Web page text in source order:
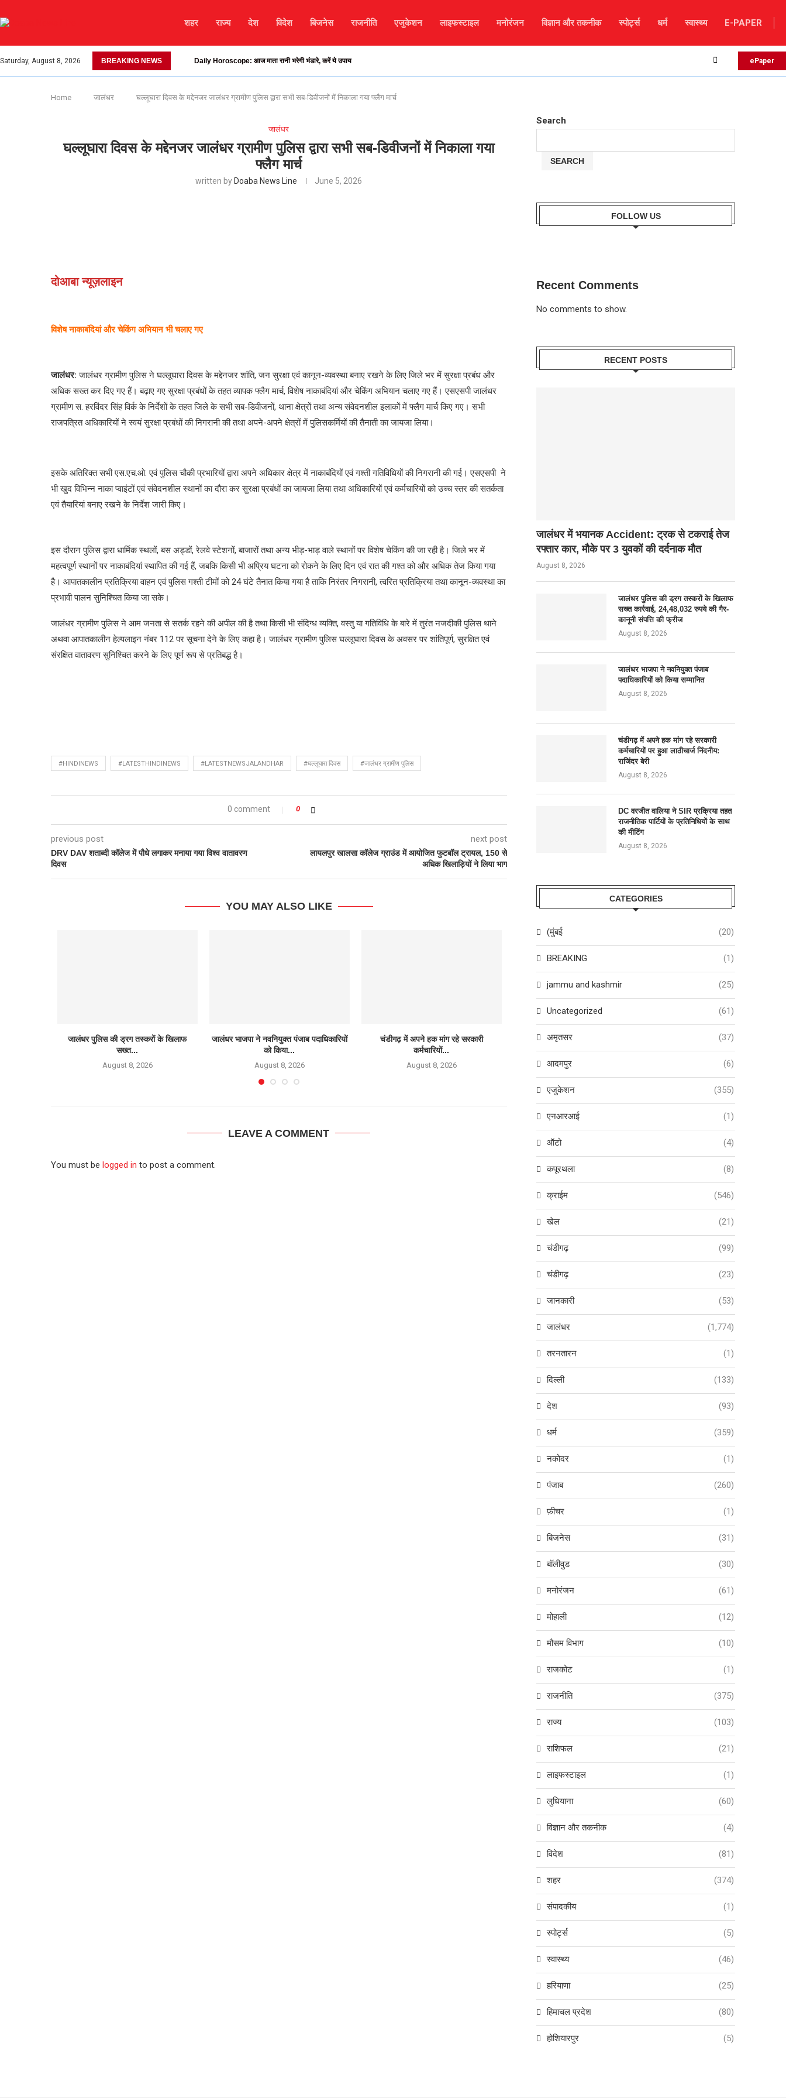
शहर राज्य देश विदेश बिजनेस राजनीति एजुकेशन लाइफस्टाइल मनोरंजन विज्ञान और तकनीक स्पोर्ट्स धर्म स्वास्थ्य E-PAPER
Saturday, August 8, 2026 BREAKING NEWS Daily Horoscope: आज माता रानी भरेगी भंडारे, करें ये उपाय लैंडस्लाइड के कारण चंबा-भरमौर मार्ग अवरुद्ध, हजारों टूरिस्ट फंसे,
ePaper
Home जालंधर घल्लूघारा दिवस के मद्देनजर जालंधर ग्रामीण पुलिस द्वारा सभी सब-डिवीजनों में निकाला गया फ्लैग मार्च
जालंधर
घल्लूघारा दिवस के मद्देनजर जालंधर ग्रामीण पुलिस द्वारा सभी सब-डिवीजनों में निकाला गया
फ्लैग मार्च
written by Doaba News Line June 5, 2026
दोआबा न्यूज़लाइन
विशेष नाकाबंदियां और चेकिंग अभियान भी चलाए गए
जालंधर: जालंधर ग्रामीण पुलिस ने घल्लूघारा दिवस के मद्देनजर शांति, जन सुरक्षा एवं कानून-व्यवस्था बनाए रखने के लिए जिले भर में सुरक्षा प्रबंध और
अधिक सख्त कर दिए गए हैं। बढ़ाए गए सुरक्षा प्रबंधों के तहत व्यापक फ्लैग मार्च, विशेष नाकाबंदियां और चेकिंग अभियान चलाए गए हैं। एसएसपी जालंधर
ग्रामीण स. हरविंदर सिंह विर्क के निर्देशों के तहत जिले के सभी सब-डिवीजनों, थाना क्षेत्रों तथा अन्य संवेदनशील इलाकों में फ्लैग मार्च किए गए। सभी
राजपत्रित अधिकारियों ने स्वयं सुरक्षा प्रबंधों की निगरानी की तथा अपने-अपने क्षेत्रों में पुलिसकर्मियों की तैनाती का जायजा लिया।
इसके अतिरिक्त सभी एस.एच.ओ. एवं पुलिस चौकी प्रभारियों द्वारा अपने अधिकार क्षेत्र में नाकाबंदियों एवं गश्ती गतिविधियों की निगरानी की गई। एसएसपी ने
भी खुद विभिन्न नाका प्वाइंटों एवं संवेदनशील स्थानों का दौरा कर सुरक्षा प्रबंधों का जायजा लिया तथा अधिकारियों एवं कर्मचारियों को उच्च स्तर की सतर्कता
एवं तैयारियां बनाए रखने के निर्देश जारी किए।
इस दौरान पुलिस द्वारा धार्मिक स्थलों, बस अड्डों, रेलवे स्टेशनों, बाजारों तथा अन्य भीड़-भाड़ वाले स्थानों पर विशेष चेकिंग की जा रही है। जिले भर में
महत्वपूर्ण स्थानों पर नाकाबंदियां स्थापित की गई हैं, जबकि किसी भी अप्रिय घटना को रोकने के लिए दिन एवं रात की गश्त को और अधिक तेज किया गया
है। आपातकालीन प्रतिक्रिया वाहन एवं पुलिस गश्ती टीमों को 24 घंटे तैनात किया गया है ताकि निरंतर निगरानी, त्वरित प्रतिक्रिया तथा कानून-व्यवस्था का
प्रभावी पालन सुनिश्चित किया जा सके।
जालंधर ग्रामीण पुलिस ने आम जनता से सतर्क रहने की अपील की है तथा किसी भी संदिग्ध व्यक्ति, वस्तु या गतिविधि के बारे में तुरंत नजदीकी पुलिस थाने
अथवा आपातकालीन हेल्पलाइन नंबर 112 पर सूचना देने के लिए कहा है। जालंधर ग्रामीण पुलिस घल्लूघारा दिवस के अवसर पर शांतिपूर्ण, सुरक्षित एवं
संरक्षित वातावरण सुनिश्चित करने के लिए पूर्ण रूप से प्रतिबद्ध है।
#HINDINEWS #LATESTHINDINEWS #LATESTNEWSJALANDHAR #घल्लूघारा दिवस #जालंधर ग्रामीण पुलिस
0 comment 0
previous post
DRV DAV शताब्दी कॉलेज में पौधे लगाकर मनाया गया विश्व वातावरण
दिवस
next post
लायलपुर खालसा कॉलेज ग्राउंड में आयोजित फुटबॉल ट्रायल, 150 से
अधिक खिलाड़ियों ने लिया भाग
YOU MAY ALSO LIKE
जालंधर पुलिस की ड्रग तस्करों के खिलाफ
सख्त...
August 8, 2026
जालंधर भाजपा ने नवनियुक्त पंजाब पदाधिकारियों
को किया...
August 8, 2026
चंडीगढ़ में अपने हक मांग रहे सरकारी
कर्मचारियों...
August 8, 2026
DC वरजीत वालिया ने SIR प्रक्रिया तहत
राजनीतिक...
August 8, 2026
DAILY HOROSCOPE : कर्क
आज मिल...
August 8, 2026
LEAVE A COMMENT
You must be logged in to post a comment.
Search
SEARCH
FOLLOW US
Recent Comments
No comments to show.
RECENT POSTS
जालंधर में भयानक Accident: ट्रक से टकराई तेज
रफ्तार कार, मौके पर 3 युवकों की दर्दनाक मौत
August 8, 2026
जालंधर पुलिस की ड्रग तस्करों के खिलाफ
सख्त कार्रवाई, 24,48,032 रुपये की गैर-
कानूनी संपत्ति की फ्रीज
August 8, 2026
जालंधर भाजपा ने नवनियुक्त पंजाब
पदाधिकारियों को किया सम्मानित
August 8, 2026
चंडीगढ़ में अपने हक मांग रहे सरकारी
कर्मचारियों पर हुआ लाठीचार्ज निंदनीय:
राजिंदर बेरी
August 8, 2026
DC वरजीत वालिया ने SIR प्रक्रिया तहत
राजनीतिक पार्टियों के प्रतिनिधियों के साथ
की मीटिंग
August 8, 2026
CATEGORIES
(मुंबई (20)
BREAKING (1)
jammu and kashmir (25)
Uncategorized (61)
अमृतसर (37)
आदमपुर (6)
एजुकेशन (355)
एनआरआई (1)
ऑटो (4)
कपूरथला (8)
क्राईम (546)
खेल (21)
चंडीगढ़ (99)
चंडीगढ़ (23)
जानकारी (53)
जालंधर (1,774)
तरनतारन (1)
दिल्ली (133)
देश (93)
धर्म (359)
नकोदर (1)
पंजाब (260)
फ़ीचर (1)
बिजनेस (31)
बॉलीवुड (30)
मनोरंजन (61)
मोहाली (12)
मौसम विभाग (10)
राजकोट (1)
राजनीति (375)
राज्य (103)
राशिफल (21)
लाइफस्टाइल (1)
लुधियाना (60)
विज्ञान और तकनीक (4)
विदेश (81)
शहर (374)
संपादकीय (1)
स्पोर्ट्स (5)
स्वास्थ्य (46)
हरियाणा (25)
हिमाचल प्रदेश (80)
होशियारपुर (5)